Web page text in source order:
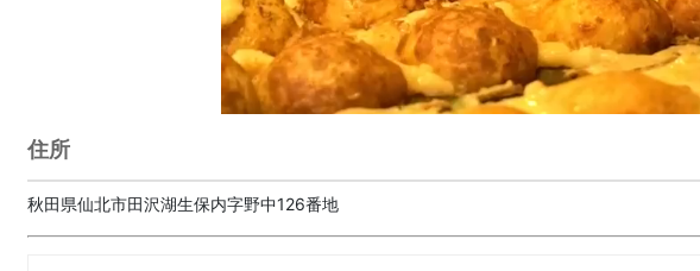
住所
秋田県仙北市田沢湖生保内字野中126番地